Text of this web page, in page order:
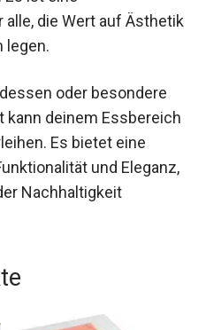
die Wert auf Ästhetik
legen.
oder besondere
deinem Essbereich
Es bietet eine
und Eleganz,
Nachhaltigkeit